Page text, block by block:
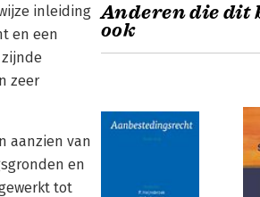
inleiding
en een
zeer
aanzien van
en
tot
Anderen die dit
ook